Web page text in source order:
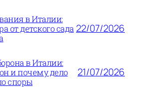
в Италии:
от детского сада 22/07/2026
в Италии:
и почему дело
споры
21/07/2026